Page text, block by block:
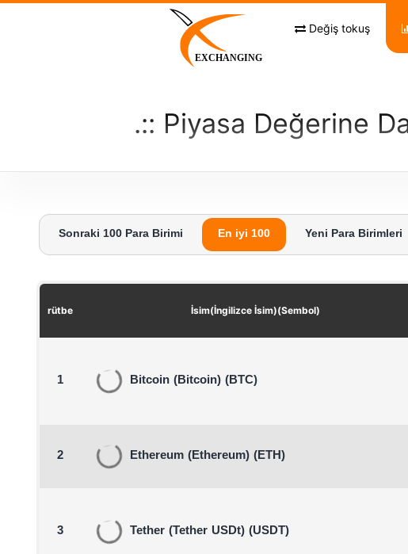
Değiş tokuş
EXCHANGING
Piyasa Değerine
Sonraki 100 Para Birimi En iyi 100 Yeni Para Birimleri
rütbe İsim(İngilizce İsim)(Sembol)
1 Bitcoin (Bitcoin) (BTC)
2 Ethereum (Ethereum) (ETH)
3 Tether (Tether USDt) (USDT)